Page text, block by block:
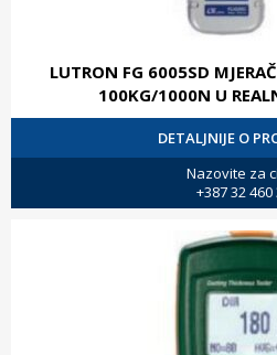
LUTRON FG 6005SD
100KG/1000N U
DETALJNIJE O
Nazovite za
+387 32 460